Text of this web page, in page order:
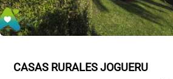
CASAS RURALES JOGUERU